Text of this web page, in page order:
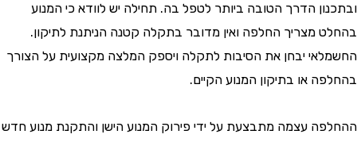
הדרך הטובה ביותר לטפל בה. תחילה יש לוודא כי המנוע
מצריך החלפה ואין מדובר בתקלה קטנה הניתנת לתיקון.
יבחן את הסיבות לתקלה ויספק המלצה מקצועית על הצורך
או בתיקון המנוע הקיים.
עצמה מתבצעת על ידי פירוק המנוע הישן והתקנת מנוע חדש